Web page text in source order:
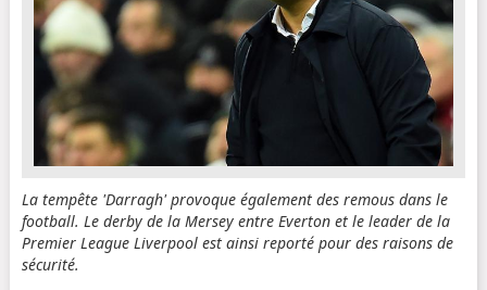
La tempête 'Darragh' provoque également des remous dans le
football. Le derby de la Mersey entre Everton et le leader de la
Premier League Liverpool est ainsi reporté pour des raisons de
sécurité.